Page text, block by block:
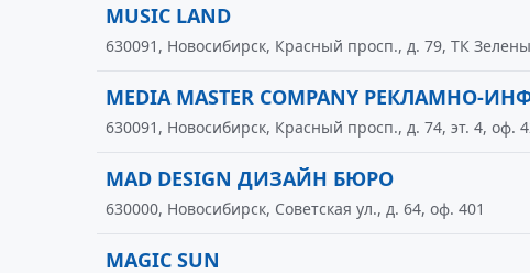
MUSIC LAND
630091, Новосибирск, Красный просп., д. 79, ТК
MEDIA MASTER COMPANY
630091, Новосибирск, Красный просп., д. 74, эт. 4, оф.
MAD DESIGN ДИЗАЙН БЮРО
630000, Новосибирск, Советская ул., д. 64, оф. 401
MAGIC SUN